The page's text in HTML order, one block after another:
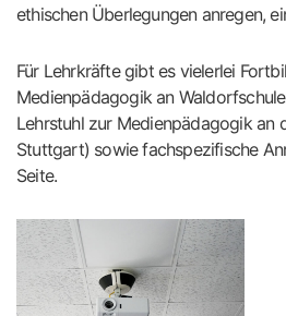
ethischen Überlegungen anregen,
Für Lehrkräfte gibt es vielerlei
Medienpädagogik an
Lehrstuhl zur Medienpädagogik an
Stuttgart) sowie fachspezifische
Seite.